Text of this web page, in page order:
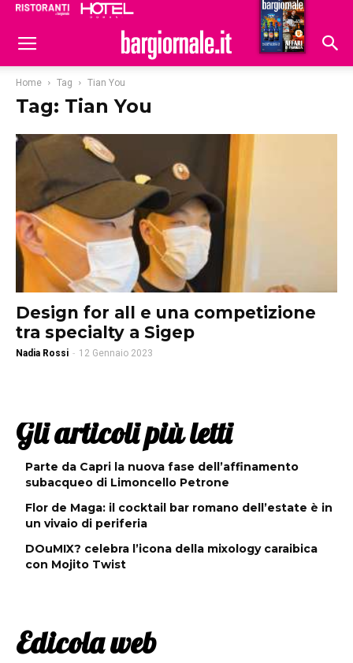
Hoteldomani
Home Tag Tian You
Tag: Tian You
Design for all e una competizione
tra specialty a Sigep
Nadia Rossi - 12 Gennaio 2023
Gli articoli più letti
Parte da Capri la nuova fase dell’affinamento
subacqueo di Limoncello Petrone
Flor de Maga: il cocktail bar romano dell’estate è in
un vivaio di periferia
DOuMIX? celebra l’icona della mixology caraibica
con Mojito Twist
Edicola web